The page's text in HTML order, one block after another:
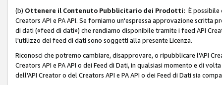
(b) Ottenere il Contenuto Pubblicitario dei Prodotti: È
Creators API e PA API. Se forniamo un'espressa approvazione
di dati («feed di dati») che rendiamo disponibile tramite i feed API
l'utilizzo dei feed di dati sono soggetti alla presente Licenza.
Riconosci che potremo cambiare, disapprovare, o ripubblicare l'API
Creators API e PA API o dei Feed di Dati, in qualsiasi momento e di
dell'API Creator o del Creators API e PA API o dei Feed di Dati sia